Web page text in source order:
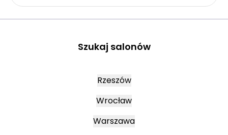
Szukaj salonów
Rzeszów
Wrocław
Warszawa